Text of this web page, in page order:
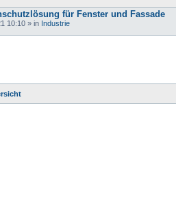
für Fenster und Fassade
10:10 » in Industrie